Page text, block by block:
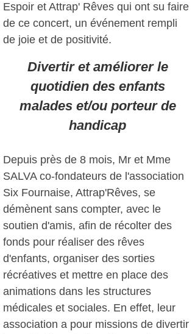
Espoir et Attrap' Rêves qui ont su faire
de ce concert, un événement rempli
de joie et de positivité.
Divertir et améliorer le
quotidien des enfants
malades et/ou porteur de
handicap
Depuis près de 8 mois, Mr et Mme
SALVA co-fondateurs de l'association
Six Fournaise, Attrap'Rêves, se
démènent sans compter, avec le
soutien d'amis, afin de récolter des
fonds pour réaliser des rêves
d'enfants, organiser des sorties
récréatives et mettre en place des
animations dans les structures
médicales et sociales. En effet, leur
association a pour missions de divertir